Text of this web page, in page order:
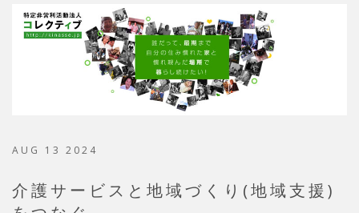
AUG 13 2024
介護サービスと地域づくり(地域支援)